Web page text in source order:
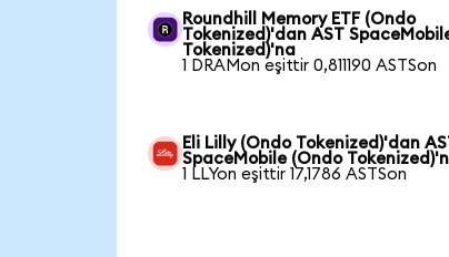
Roundhill Memory ETF (Ondo
Tokenized)'dan AST
Tokenized)'na
1 DRAMon eşittir 0,811190 ASTSon
Eli Lilly (Ondo Tokenized)'dan
SpaceMobile (Ondo
1 LLYon eşittir 17,1786 ASTSon